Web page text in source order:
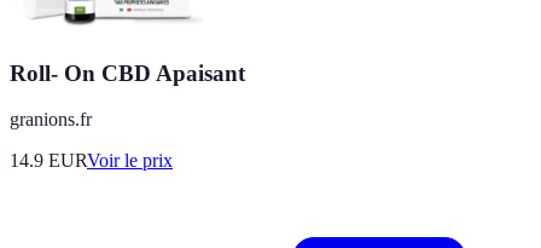
Roll- On CBD Apaisant
granions.fr
14.9 EURVoir le prix